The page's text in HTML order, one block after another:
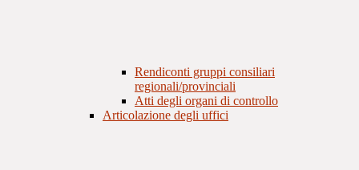
Rendiconti gruppi consiliari
regionali/provinciali
Atti degli organi di controllo
Articolazione degli uffici